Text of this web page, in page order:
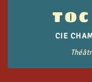
CIE